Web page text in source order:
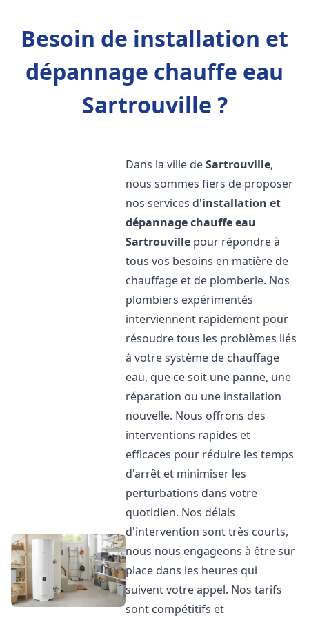
Besoin de installation et
dépannage chauffe eau
Sartrouville ?
Dans la ville deSartrouville,
nous sommes fiers de proposer
nos services d'installation et
dépannage chauffe eau
Sartrouville pour répondre à
tous vos besoins en matière de
chauffage et de plomberie. Nos
plombiers expérimentés
interviennent rapidement pour
résoudre tous les problèmes liés
à votre système de chauffage
eau, que ce soit une panne, une
réparation ou une installation
nouvelle. Nous offrons des
interventions rapides et
efficaces pour réduire les temps
d'arrêt et minimiser les
perturbations dans votre
quotidien. Nos délais
d'intervention sont très courts,
nous nous engageons à être sur
place dans les heures qui
suivent votre appel. Nos tarifs
sont compétitifs et